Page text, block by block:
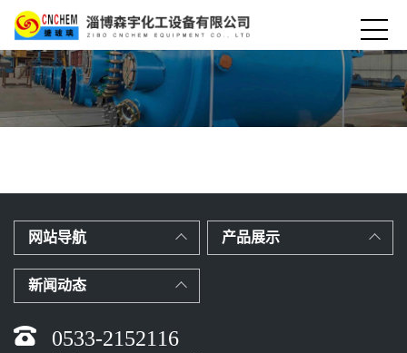
网站导航 产品展示
新闻动态
0533-2152116